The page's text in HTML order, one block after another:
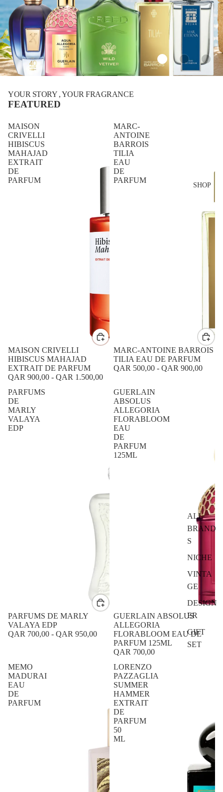
SHOP
ALL
BRAND
S
NICHE
VINTA
GE
DESIGN
ER
GIFT
SET
YOUR STORY , YOUR FRAGRANCE
FEATURED
MAISON
CRIVELLI
HIBISCUS
MAHAJAD
EXTRAIT
DE
PARFUM
MAISON CRIVELLI
HIBISCUS MAHAJAD
EXTRAIT DE PARFUM
QAR 900,00 - QAR 1.500,00
MARC-
ANTOINE
BARROIS
TILIA
EAU
DE
PARFUM
MARC-ANTOINE BARROIS
TILIA EAU DE PARFUM
QAR 500,00 - QAR 900,00
PARFUMS
DE
MARLY
VALAYA
EDP
PARFUMS DE MARLY
VALAYA EDP
QAR 700,00 - QAR 950,00
GUERLAIN
ABSOLUS
ALLEGORIA
FLORABLOOM
EAU
DE
PARFUM
125ML
GUERLAIN ABSOLUS
ALLEGORIA
FLORABLOOM EAU DE
PARFUM 125ML
QAR 700,00
MEMO
MADURAI
EAU
DE
PARFUM
LORENZO
PAZZAGLIA
SUMMER
HAMMER
EXTRAIT
DE
PARFUM
50
ML